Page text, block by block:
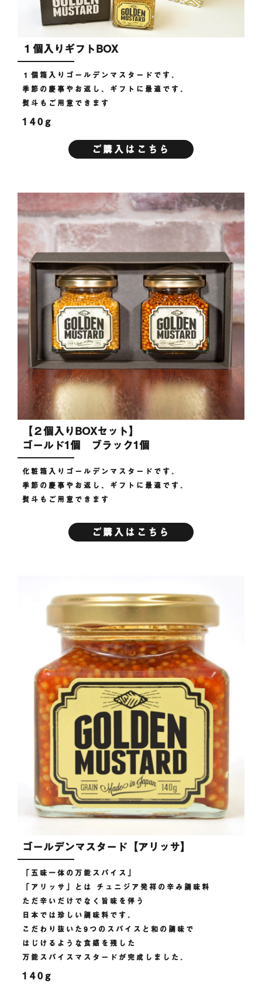
１個入りギフトBOX
１個箱入りゴールデンマスタードです。
季節の慶事やお返し、ギフトに最適です。
熨斗もご用意できます
140g
ご購入はこちら
【２個入りBOXセット】
ゴールド1個 ブラック1個
化粧箱入りゴールデンマスタードです。
季節の慶事やお返し、ギフトに最適です。
熨斗もご用意できます
ご購入はこちら
ゴールデンマスタード【アリッサ】
「五味一体の万能スパイス」
「アリッサ」とは チュニジア発祥の辛み調味料
ただ辛いだけでなく旨味を伴う
日本では珍しい調味料です。
こだわり抜いた9つのスパイスと和の調味で
はじけるような食感を残した
万能スパイスマスタードが完成しました。
140g